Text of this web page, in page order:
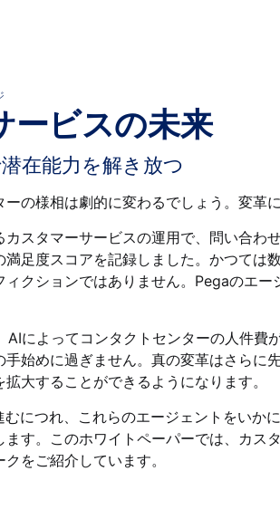
ービスの未来
在能力を解き放つ
の様相は劇的に変わるでしょう。変革
スタマーサービスの運用で、問い合わ
満足度スコアを記録しました。かつては
ィクションではありません。Pegaのエ
によってコンタクトセンターの人件費
始めに過ぎません。真の変革はさらに
大することができるようになります。
につれ、これらのエージェントをいか
す。このホワイトペーパーでは、カス
をご紹介しています。